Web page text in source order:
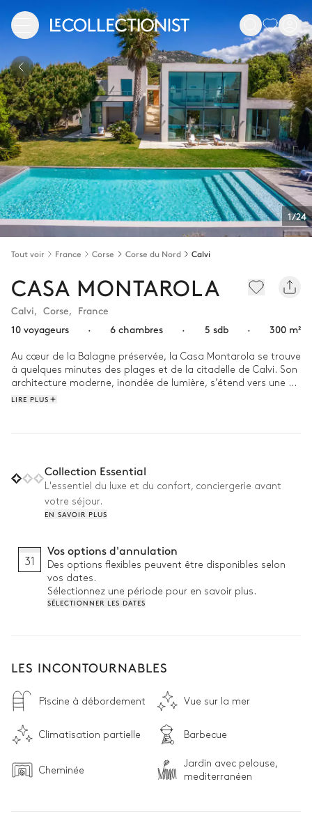
1/24
Tout voir France Corse Corse du Nord Calvi
CASA MONTAROLA
Calvi, Corse, France
10 voyageurs
· 6 chambres · 5 sdb · 300 m²
Au cœur de la Balagne préservée, la Casa Montarola se trouve
à quelques minutes des plages et de la citadelle de Calvi. Son
architecture moderne, inondée de lumière, s’étend vers une
vue imprenable sur la baie.
flâneries sur les plages paisibles ou explorations des villages
pittoresques, portés par le souffle du vent et le charme de
l’arrière-pays.
LIRE PLUS
Collection Essential
L'essentiel du luxe et du confort, conciergerie avant
votre séjour.
EN SAVOIR PLUS
31
Vos options d'annulation
Des options flexibles peuvent être disponibles selon
vos dates.
Sélectionnez une période pour en savoir plus.
SÉLECTIONNER LES DATES
LES INCONTOURNABLES
Piscine à débordement Vue sur la mer
Climatisation partielle Barbecue
Cheminée
Jardin avec pelouse,
mediterranéen